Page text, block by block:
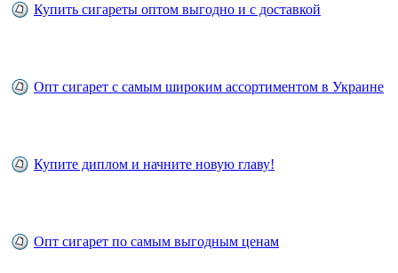
Купить сигареты оптом выгодно и с доставкой
Опт сигарет с самым широким ассортиментом в Украине
Купите диплом и начните новую главу!
Опт сигарет по самым выгодным ценам